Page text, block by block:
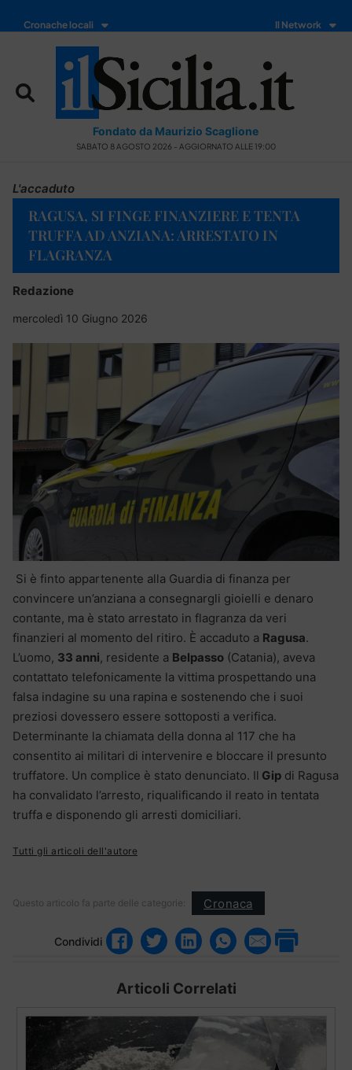
Cronache locali Il Network
Fondato da Maurizio Scaglione
SABATO 8 AGOSTO 2026 - AGGIORNATO ALLE 19:00
L'accaduto
RAGUSA, SI FINGE FINANZIERE E TENTA
TRUFFA AD ANZIANA: ARRESTATO IN
FLAGRANZA
Redazione
mercoledì 10 Giugno 2026
Si è finto appartenente alla Guardia di finanza per
convincere un’anziana a consegnargli gioielli e denaro
contante, ma è stato arrestato in flagranza da veri
finanzieri al momento del ritiro. È accaduto a Ragusa.
L’uomo, 33 anni, residente a Belpasso (Catania), aveva
contattato telefonicamente la vittima prospettando una
falsa indagine su una rapina e sostenendo che i suoi
preziosi dovessero essere sottoposti a verifica.
Determinante la chiamata della donna al 117 che ha
consentito ai militari di intervenire e bloccare il presunto
truffatore. Un complice è stato denunciato. Il Gip di Ragusa
ha convalidato l’arresto, riqualificando il reato in tentata
truffa e disponendo gli arresti domiciliari.
Tutti gli articoli dell'autore
Questo articolo fa parte delle categorie: Cronaca
Condividi
Articoli Correlati